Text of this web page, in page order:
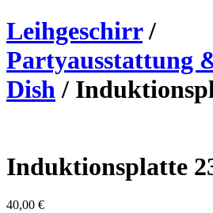
Leihgeschirr /
Partyausstattung
Dish /
Induktionsplatte
40,00 €